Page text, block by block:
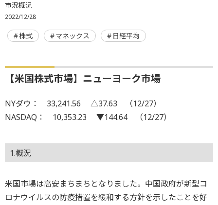
市況概況
2022/12/28
株式 マネックス 日経平均
【米国株式市場】ニューヨーク市場
NYダウ： 33,241.56 △37.63 （12/27）
NASDAQ： 10,353.23 ▼144.64 （12/27）
1.概況
米国市場は高安まちまちとなりました。中国政府が新型コ
ロナウイルスの防疫措置を緩和する方針を示したことを好